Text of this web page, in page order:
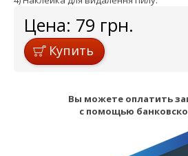
Цена: 79 грн.
Купить
Вы можете оплатить
с помощью